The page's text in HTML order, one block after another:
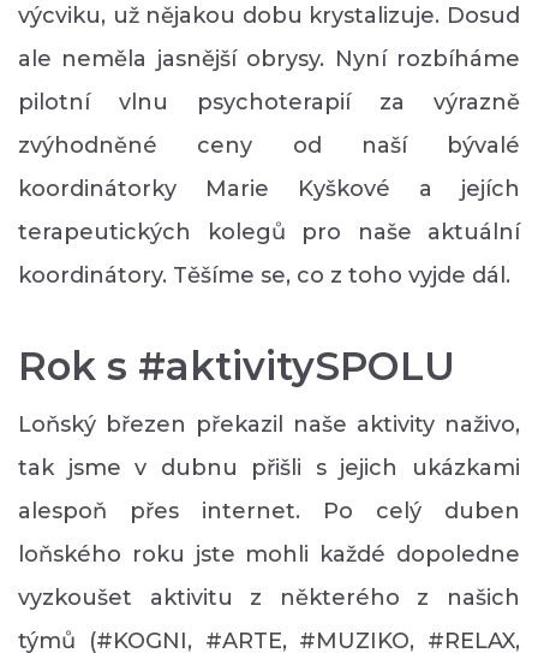
výcviku, už nějakou dobu krystalizuje. Dosud
ale neměla jasnější obrysy. Nyní rozbíháme
pilotní vlnu psychoterapií za výrazně
zvýhodněné ceny od naší bývalé
koordinátorky Marie Kyškové a jejích
terapeutických kolegů pro naše aktuální
koordinátory. Těšíme se, co z toho vyjde dál.
Rok s #aktivitySPOLU
Loňský březen překazil naše aktivity naživo,
tak jsme v dubnu přišli s jejich ukázkami
alespoň přes internet. Po celý duben
loňského roku jste mohli každé dopoledne
vyzkoušet aktivitu z některého z našich
týmů (#KOGNI, #ARTE, #MUZIKO, #RELAX,